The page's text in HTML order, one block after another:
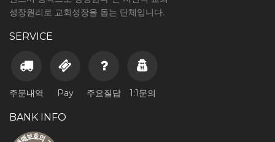
성장원리로 교회성장을 돕는 단체입니다.
SERVICE
주문내역 Pay 주요질답 1:1문의
BANK INFO